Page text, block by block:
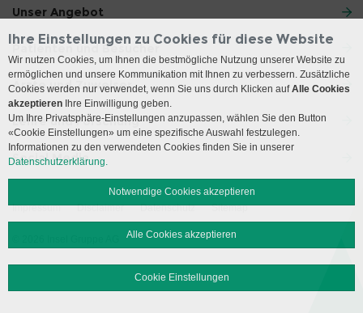
Unser Angebot
Patienten und Besucher
Ärzte und Zuweiser
Lehre und Forschung
Social Media
Impressum Disclaimer Datenschutz Sitemap
Ihre Einstellungen zu Cookies für diese Website
Wir nutzen Cookies, um Ihnen die bestmögliche Nutzung unserer Website zu
ermöglichen und unsere Kommunikation mit Ihnen zu verbessern. Zusätzliche
Cookies werden nur verwendet, wenn Sie uns durch Klicken aufAlle Cookies
akzeptieren Ihre Einwilligung geben.
Um Ihre Privatsphäre-Einstellungen anzupassen, wählen Sie den Button
«Cookie Einstellungen» um eine spezifische Auswahl festzulegen.
Informationen zu den verwendeten Cookies finden Sie in unserer
Datenschutzerklärung.
Notwendige Cookies akzeptieren
Alle Cookies akzeptieren
Cookie Einstellungen